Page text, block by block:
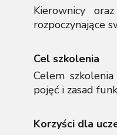
Kierownicy
rozpoczynające
Cel szkolenia
Celem
pojęć i zasad
Korzyści dla